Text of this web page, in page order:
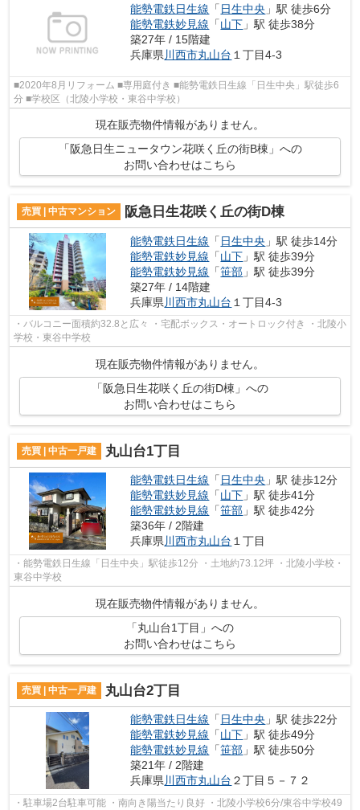
能勢電鉄日生線 「 日生中央 」駅 徒歩6分
能勢電鉄妙見線 「山下 」駅 徒歩38分
築27年 / 15階建
兵庫県川西市丸山台 １丁目4-3
■2020年8月リフォーム ■専用庭付き ■能勢電鉄日生線「日生中央」駅徒歩6
分 ■学校区（北陵小学校・東谷中学校）
現在販売物件情報がありません。
「阪急日生ニュータウン花咲く丘の街B棟」への
お問い合わせはこちら
売買 | 中古マンション 阪急日生花咲く丘の街D棟
能勢電鉄日生線 「 日生中央 」駅 徒歩14分
能勢電鉄妙見線 「山下 」駅 徒歩39分
能勢電鉄妙見線 「笹部 」駅 徒歩39分
築27年 / 14階建
兵庫県 川西市丸山台 １丁目4-3
・バルコニー面積約32.8と広々 ・宅配ボックス・オートロック付き ・北陵小
学校・東谷中学校
現在販売物件情報がありません。
「阪急日生花咲く丘の街D棟」への
お問い合わせはこちら
売買 | 中古一戸建 丸山台1丁目
能勢電鉄日生線 「 日生中央 」駅 徒歩12分
能勢電鉄妙見線 「山下 」駅 徒歩41分
能勢電鉄妙見線 「笹部 」駅 徒歩42分
築36年 / 2階建
兵庫県川西市丸山台 １丁目
・能勢電鉄日生線「日生中央」駅徒歩12分 ・土地約73.12坪 ・北陵小学校・
東谷中学校
現在販売物件情報がありません。
「丸山台1丁目」への
お問い合わせはこちら
売買 | 中古一戸建 丸山台2丁目
能勢電鉄日生線 「 日生中央 」駅 徒歩22分
能勢電鉄妙見線 「山下 」駅 徒歩49分
能勢電鉄妙見線 「笹部 」駅 徒歩50分
築21年 / 2階建
兵庫県川西市丸山台 ２丁目５－７２
・駐車場2台駐車可能 ・南向き陽当たり良好 ・北陵小学校6分/東谷中学校49